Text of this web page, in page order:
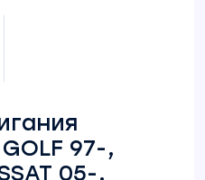
GOLF 97-,
05-,